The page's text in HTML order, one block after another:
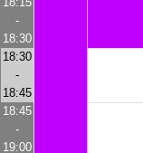
-
18:30
18:30
-
18:45
18:45
-
19:00